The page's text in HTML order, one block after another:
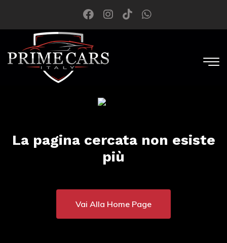
La pagina cercata non esiste
più
Vai Alla Home Page